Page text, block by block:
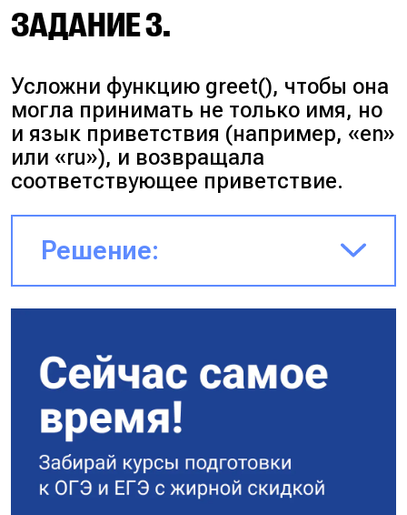
for x in list_of_numbers:
if x > res:
res = x
return res
ЗАДАНИЕ 3.
Усложни функцию greet(), чтобы она
могла принимать не только имя, но
и язык приветствия (например, «en»
или «ru»), и возвращала
соответствующее приветствие.
Решение:
def greet(name, language):
if language == «ru»:
return f»Привет, {name}»
return f»Hello, {name}»